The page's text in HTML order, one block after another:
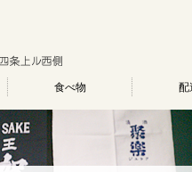
食べ物 配